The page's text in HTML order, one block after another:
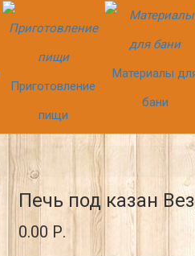
Приготовление
пищи
Материалы
бани
Печь под казан
0.00 Р.